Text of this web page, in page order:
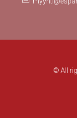
© All